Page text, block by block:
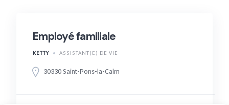
Employé familiale
KETTY ASSISTANT(E) DE VIE
30330 Saint-Pons-la-Calm